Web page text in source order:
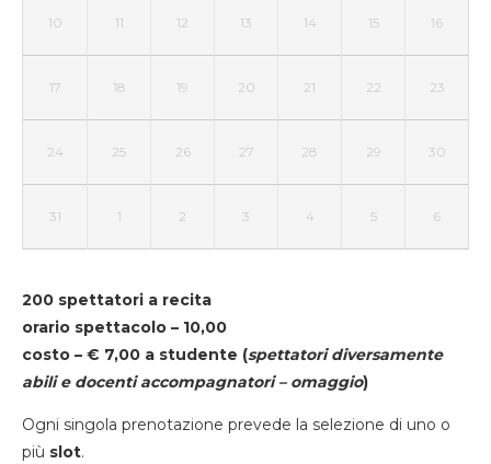
10 11 12 13 14 15 16
17 18 19 20 21 22 23
24 25 26 27 28 29 30
31 1 2 3 4 5 6
200 spettatori a recita
orario spettacolo – 10,00
costo – € 7,00 a studente (spettatori diversamente
abili e docenti accompagnatori – omaggio)
Ogni singola prenotazione prevede la selezione di uno o
più slot.